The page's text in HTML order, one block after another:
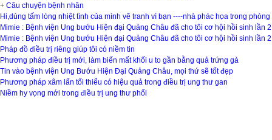
+ Câu chuyện bệnh nhân
Hi,dùng tấm lòng nhiệt tình của mình vẽ tranh vì bạn ----nhà phác họa trong
Mimie : Bệnh viện Ung bướu Hiện đại Quảng Châu đã cho tôi cơ hội hồi sinh lần 2
Mimie : Bệnh viện Ung bướu Hiện đại Quảng Châu đã cho tôi cơ hội hồi sinh lần 2
Pháp đồ điều trị riêng giúp tôi có niềm tin
Phương pháp điều trị mới, làm biến mất khối u to gần bằng quả trứng gà
Tin vào bệnh viện Ung Bướu Hiện Đại Quảng Châu, mọi thứ sẽ tốt đẹp
Phương pháp xâm lấn tối thiểu có hiệu quả trong điều trị ung thư gan
Niềm hy vọng mới trong điều trị ung thư phổi